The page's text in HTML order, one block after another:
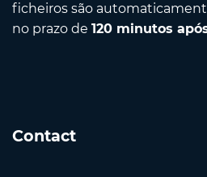
ficheiros são
no prazo de 120 minutos
Contact